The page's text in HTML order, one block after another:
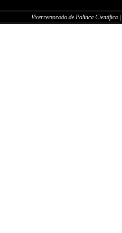
Vicerrectorado de Política Científica |